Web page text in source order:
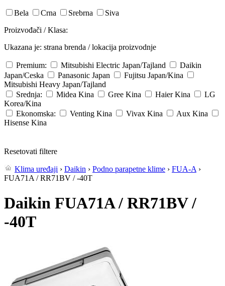
Bela Crna Srebrna
Siva
Proizvođači / Klasa:
Ukazana je: strana brenda / lokacija proizvodnje
Premium: Mitsubishi Electric Japan/Tajland
Daikin
Japan/Ceska
Panasonic Japan Fujitsu Japan/Kina
Mitsubishi Heavy Japan/Tajland
Srednja:
Midea Kina Gree Kina Haier Kina
LG
Korea/Kina
Ekonomska:
Venting Kina Vivax Kina Aux Kina
Hisense Kina
Resetovati filtere
Klima uređaji › Daikin › Podno parapetne klime › FUA-A ›
FUA71A / RR71BV / -40T
Daikin FUA71A / RR71BV /
-40T